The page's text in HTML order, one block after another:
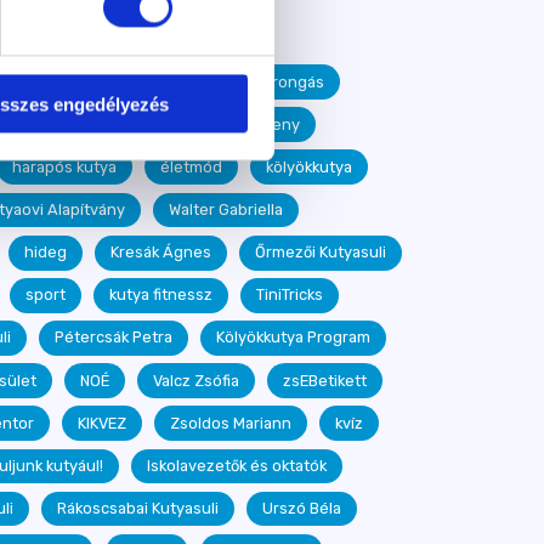
engedélyezés
járvány szeparációs szorongás
verseny
harapós kutya életmód kölyökkutya
Alapítvány Walter Gabriella
hideg Kresák Ágnes Őrmezői Kutyasuli
sport kutya fitnessz TiniTricks
Pétercsák Petra Kölyökkutya Program
NOÉ Valcz Zsófia zsEBetikett
KIKVEZ Zsoldos Mariann kvíz
kutyául! Iskolavezetők és oktatók
Rákoscsabai Kutyasuli Urszó Béla